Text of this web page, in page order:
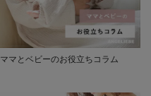
ママとベビーのお役立ちコラム